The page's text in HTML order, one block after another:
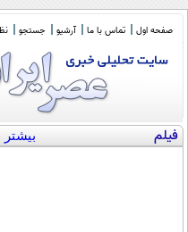
صفحه اول تماس با ما آرشیو جستجو
فیلم بیشتر